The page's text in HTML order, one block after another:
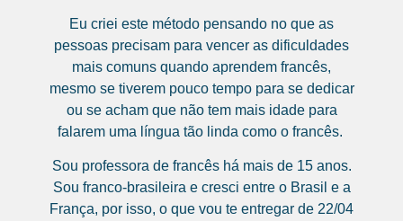
Eu criei este método pensando no que as
pessoas precisam para vencer as dificuldades
mais comuns quando aprendem francês,
mesmo se tiverem pouco tempo para se dedicar
ou se acham que não tem mais idade para
falarem uma língua tão linda como o francês.
Sou professora de francês há mais de 15 anos.
Sou franco-brasileira e cresci entre o Brasil e a
França, por isso, o que vou te entregar de 22/04